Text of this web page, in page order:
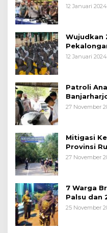
12 Januari 2024
Wujudkan
Kepada
12 Januari 2024
Patroli
27 November
Mitigasi
Provinsi
27 November
7 Warga
Palsu dan
25 November